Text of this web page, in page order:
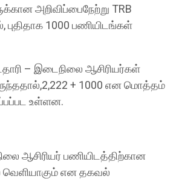
அறிவிப்பைநேற்று TRB
புதிதாக 1000 பணியிடங்கள்
– இடைநிலை ஆசிரியர்கள்
+ 1000 என மொத்தம்
உள்ளன.
ஆசிரியர் பணியிடத்திற்கான
வெளியாகும் என தகவல்